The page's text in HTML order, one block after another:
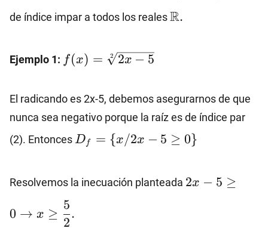
de índice impar a todos los reales\mathbb{R}.
R.
Ejemplo 1: f(x)=\sqrt[2]
{2x-5}
f(x) = 2 2x − 5
El radicando es 2x-5, debemos asegurarnos de que
nunca sea negativo porque la raíz es de índice par
(2). Entonces D_f=\
{x/2x-
D f = {x/2x − 5 ≥ 0}
Resolvemos la inecuación planteada 2x-
2x − 5 ≥
0 → x ≥
2
5
.